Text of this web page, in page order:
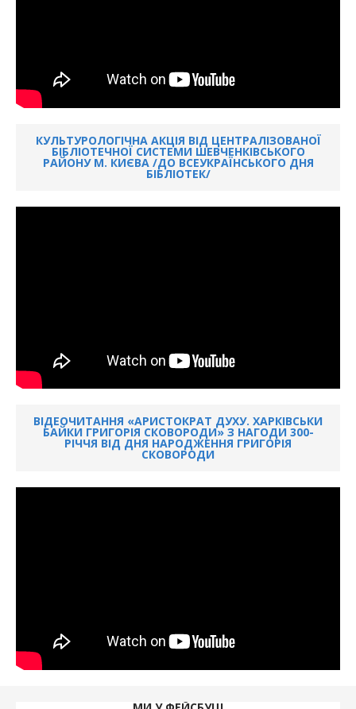
КУЛЬТУРОЛОГІЧНА АКЦІЯ ВІД ЦЕНТРАЛІЗОВАНОЇ
БІБЛІОТЕЧНОЇ СИСТЕМИ ШЕВЧЕНКІВСЬКОГО
РАЙОНУ М. КИЄВА /ДО ВСЕУКРАЇНСЬКОГО ДНЯ
БІБЛІОТЕК/
ВІДЕОЧИТАННЯ «АРИСТОКРАТ ДУХУ. ХАРКІВСЬКИ
БАЙКИ ГРИГОРІЯ СКОВОРОДИ» З НАГОДИ 300-
РІЧЧЯ ВІД ДНЯ НАРОДЖЕННЯ ГРИГОРІЯ
СКОВОРОДИ